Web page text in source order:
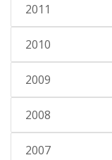
2011
2010
2009
2008
2007